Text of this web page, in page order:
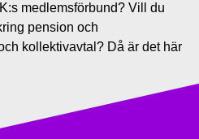
medlemsförbund? Vill du
pension och
kollektivavtal? Då är det här